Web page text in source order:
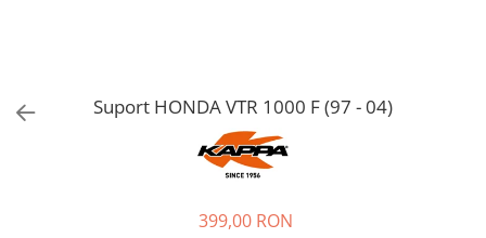
Suport HONDA VTR 1000 F (97 - 04)
399,00 RON